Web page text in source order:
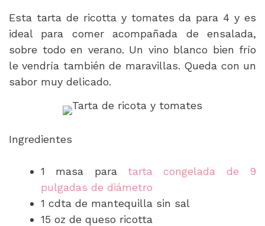
Esta tarta de ricotta y tomates da para 4 y es
ideal para comer acompañada de ensalada,
sobre todo en verano. Un vino blanco bien frío
le vendría también de maravillas. Queda con un
sabor muy delicado.
Ingredientes
1 masa para tarta congelada de 9
pulgadas de diámetro
1 cdta de mantequilla sin sal
15 oz de queso ricotta